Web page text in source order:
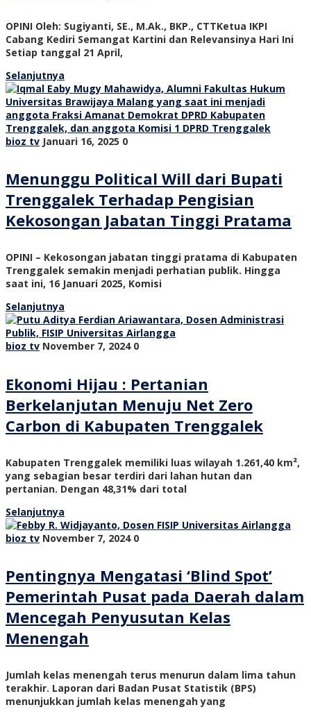
OPINI Oleh: Sugiyanti, SE., M.Ak., BKP., CTTKetua IKPI
Cabang Kediri Semangat Kartini dan Relevansinya Hari Ini
Setiap tanggal 21 April,
Selanjutnya
bioz tv Januari 16, 2025 0
Menunggu Political Will dari Bupati
Trenggalek Terhadap Pengisian
Kekosongan Jabatan Tinggi Pratama
OPINI – Kekosongan jabatan tinggi pratama di Kabupaten
Trenggalek semakin menjadi perhatian publik. Hingga
saat ini, 16 Januari 2025, Komisi
Selanjutnya
bioz tv November 7, 2024 0
Ekonomi Hijau : Pertanian
Berkelanjutan Menuju Net Zero
Carbon di Kabupaten Trenggalek
Kabupaten Trenggalek memiliki luas wilayah 1.261,40 km²,
yang sebagian besar terdiri dari lahan hutan dan
pertanian. Dengan 48,31% dari total
Selanjutnya
bioz tv November 7, 2024 0
Pentingnya Mengatasi ‘Blind Spot’
Pemerintah Pusat pada Daerah dalam
Mencegah Penyusutan Kelas
Menengah
Jumlah kelas menengah terus menurun dalam lima tahun
terakhir. Laporan dari Badan Pusat Statistik (BPS)
menunjukkan jumlah kelas menengah yang